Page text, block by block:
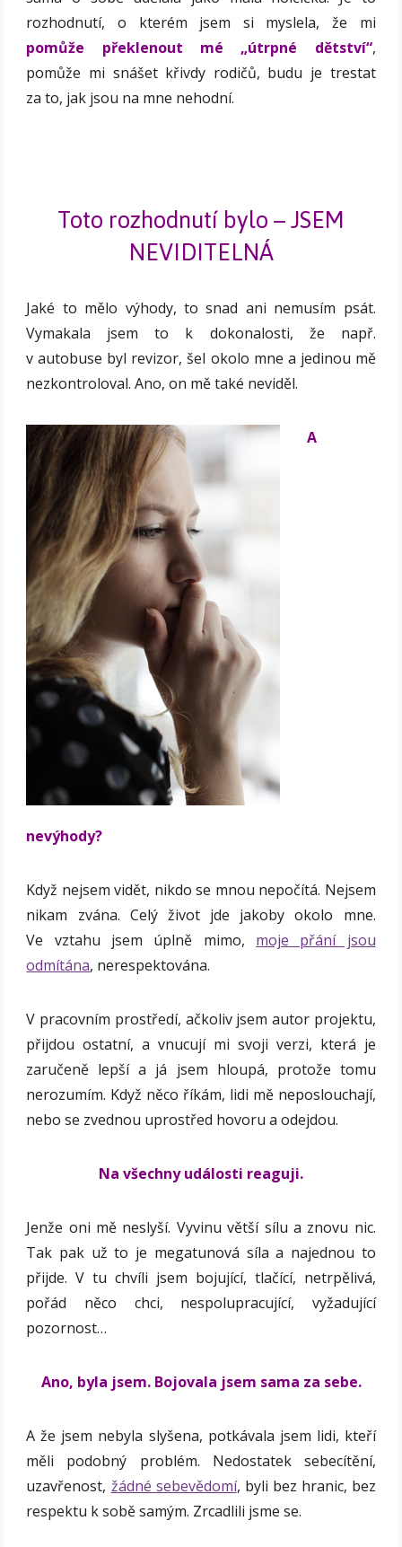
rozhodnutí, o kterém jsem si myslela, že mi
pomůže překlenout mé „útrpné dětství“,
pomůže mi snášet křivdy rodičů, budu je trestat
za to, jak jsou na mne nehodní.
Toto rozhodnutí bylo – JSEM
NEVIDITELNÁ
Jaké to mělo výhody, to snad ani nemusím psát.
Vymakala jsem to k dokonalosti, že např.
v autobuse byl revizor, šel okolo mne a jedinou mě
nezkontroloval. Ano, on mě také neviděl.
A
nevýhody?
Když nejsem vidět, nikdo se mnou nepočítá. Nejsem
nikam zvána. Celý život jde jakoby okolo mne.
Ve vztahu jsem úplně mimo, moje přání jsou
odmítána, nerespektována.
V pracovním prostředí, ačkoliv jsem autor projektu,
přijdou ostatní, a vnucují mi svoji verzi, která je
zaručeně lepší a já jsem hloupá, protože tomu
nerozumím. Když něco říkám, lidi mě neposlouchají,
nebo se zvednou uprostřed hovoru a odejdou.
Na všechny události reaguji.
Jenže oni mě neslyší. Vyvinu větší sílu a znovu nic.
Tak pak už to je megatunová síla a najednou to
přijde. V tu chvíli jsem bojující, tlačící, netrpělivá,
pořád něco chci, nespolupracující, vyžadující
pozornost…
Ano, byla jsem. Bojovala jsem sama za sebe.
A že jsem nebyla slyšena, potkávala jsem lidi, kteří
měli podobný problém. Nedostatek sebecítění,
uzavřenost, žádné sebevědomí, byli bez hranic, bez
respektu k sobě samým. Zrcadlili jsme se.